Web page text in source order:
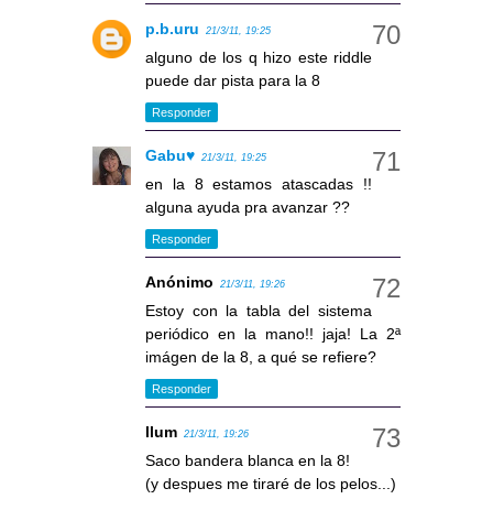
p.b.uru 21/3/11, 19:25
alguno de los q hizo este riddle
puede dar pista para la 8
Responder
Gabu♥ 21/3/11, 19:25
en la 8 estamos atascadas !!
alguna ayuda pra avanzar ??
Responder
Anónimo 21/3/11, 19:26
Estoy con la tabla del sistema
periódico en la mano!! jaja! La 2ª
imágen de la 8, a qué se refiere?
Responder
llum 21/3/11, 19:26
Saco bandera blanca en la 8!
(y despues me tiraré de los pelos...)